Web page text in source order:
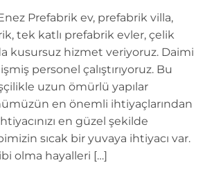
Prefabrik ev, prefabrik villa,
tek katlı prefabrik evler, çelik
kusursuz hizmet veriyoruz. Daimi
personel çalıştırıyoruz. Bu
uzun ömürlü yapılar
en önemli ihtiyaçlarından
en güzel şekilde
sıcak bir yuvaya ihtiyacı var.
olma hayalleri […]